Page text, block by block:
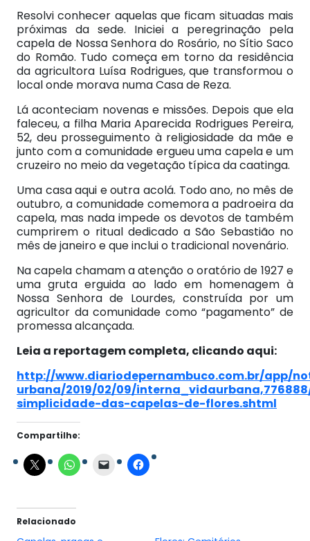
Resolvi conhecer aquelas que ficam situadas mais
próximas da sede. Iniciei a peregrinação pela
capela de Nossa Senhora do Rosário, no Sítio Saco
do Romão. Tudo começa em torno da residência
da agricultora Luísa Rodrigues, que transformou o
local onde morava numa Casa de Reza.
Lá aconteciam novenas e missões. Depois que ela
faleceu, a filha Maria Aparecida Rodrigues Pereira,
52, deu prosseguimento à religiosidade da mãe e
junto com a comunidade ergueu uma capela e um
cruzeiro no meio da vegetação típica da caatinga.
Uma casa aqui e outra acolá. Todo ano, no mês de
outubro, a comunidade comemora a padroeira da
capela, mas nada impede os devotos de também
cumprirem o ritual dedicado a São Sebastião no
mês de janeiro e que inclui o tradicional novenário.
Na capela chamam a atenção o oratório de 1927 e
uma gruta erguida ao lado em homenagem à
Nossa Senhora de Lourdes, construída por um
agricultor da comunidade como “pagamento” de
promessa alcançada.
Leia a reportagem completa, clicando aqui:
http://www.diariodepernambuco.com.br/app/
urbana/2019/02/09/
simplicidade-das-capelas-de-flores.shtml
Compartilhe:
Relacionado